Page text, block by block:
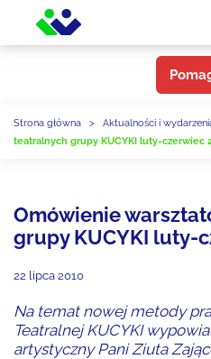
Strona główna > Aktualności i
teatralnych grupy KUCYKI luty-czerwiec
Omówienie
grupy KUCYKI luty-
22 lipca 2010
Na temat nowej metody
Teatralnej KUCYKI
artystyczny Pani Ziuta